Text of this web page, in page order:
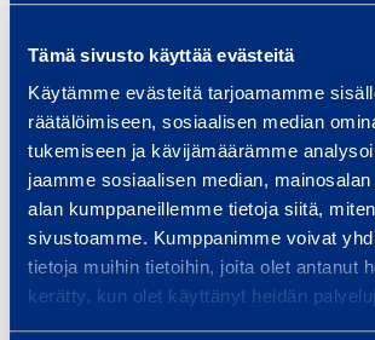
Tämä sivusto käyttää evästeitä
Käytämme evästeitä tarjoamamme
räätälöimiseen, sosiaalisen median
tukemiseen ja kävijämäärämme
jaamme sosiaalisen median,
alan kumppaneillemme tietoja siitä,
sivustoamme. Kumppanimme voivat
tietoja muihin tietoihin, joita olet antanut
kerätty, kun olet käyttänyt heidän
l
-
B
j
ö
r
n
T
Traffic safety and
infrastructure
We provide infrastructure
construction equipment and
services, whether your project
a bridge, tunnel, railway…